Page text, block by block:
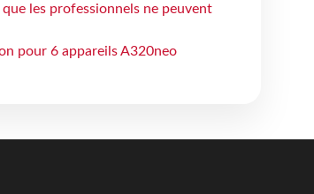
les professionnels ne peuvent
pour 6 appareils A320neo